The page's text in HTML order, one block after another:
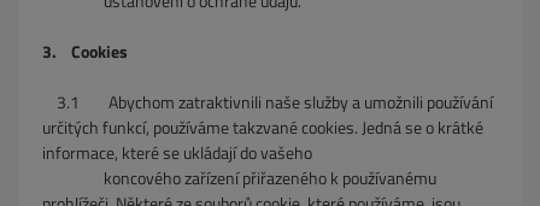
3. Cookies
3.1 Abychom zatraktivnili naše služby a umožnili používání
určitých funkcí, používáme takzvané cookies. Jedná se o krátké
informace, které se ukládají do vašeho
koncového zařízení přiřazeného k používanému